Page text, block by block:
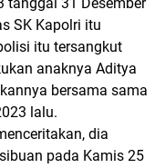
SK Kapolri itu
itu tersangkut
anaknya Aditya
bersama sama
lalu.
dia
pada Kamis 25